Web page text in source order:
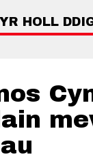
HOLL